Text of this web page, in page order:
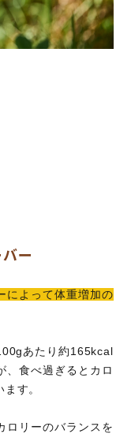
ー
によって体重増加の
あたり約165kcal
、食べ過ぎるとカロ
す。
ロリーのバランスを